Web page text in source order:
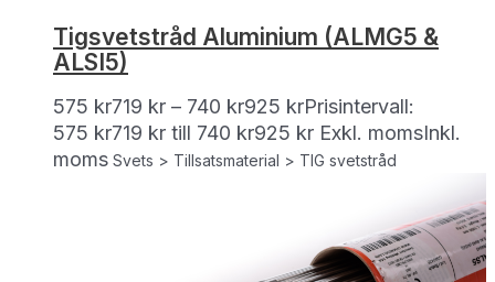
Tigsvetstråd Aluminium (ALMG5 &
ALSI5)
575 kr719 kr – 740 kr925 krPrisintervall:
575 kr719 kr till 740 kr925 kr Exkl. momsInkl.
moms Svets > Tillsatsmaterial > TIG svetstråd